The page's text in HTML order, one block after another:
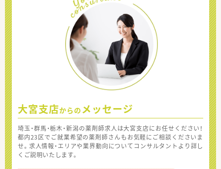
大宮支店からの メッセージ
埼玉・群馬・栃木・新潟の薬剤師求人は大宮支店にお任せください！
都内23区でご就業希望の薬剤師さんもお気軽にご相談くださいま
せ。求人情報・エリアや業界動向についてコンサルタントより詳し
くご説明いたします。